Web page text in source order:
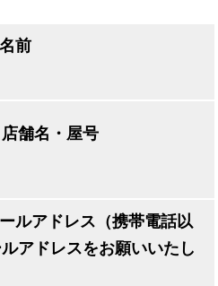
前
舗名・屋号
ルアドレス（携帯電話以
アドレスをお願いいたし